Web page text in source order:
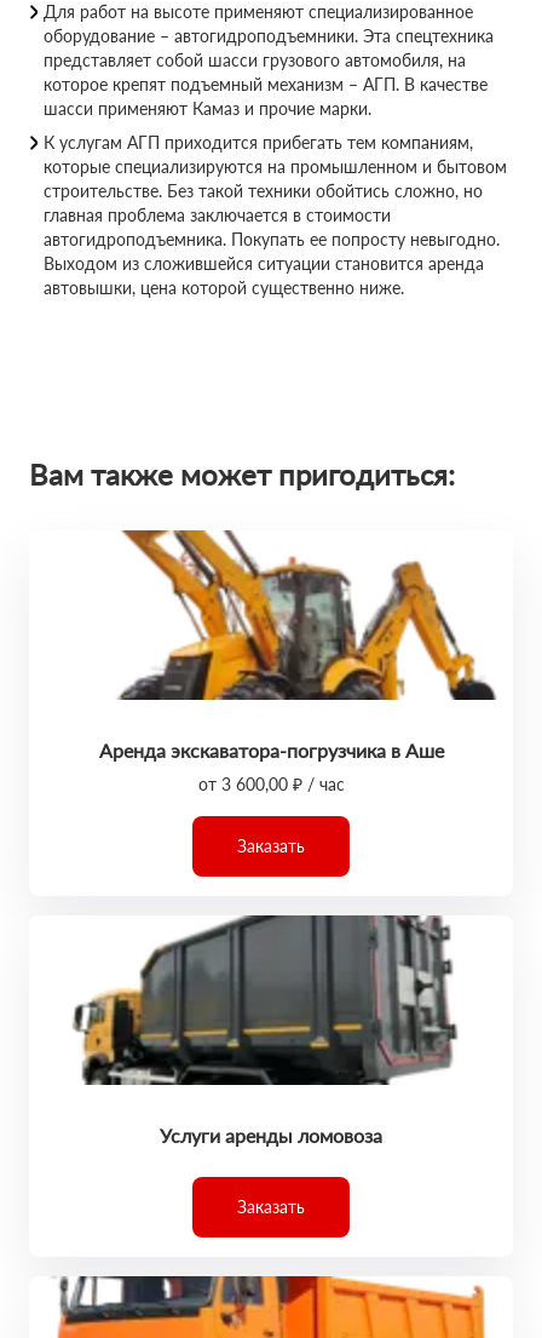
Для работ на высоте применяют специализированное
оборудование – автогидроподъемники. Эта спецтехника
представляет собой шасси грузового автомобиля, на
которое крепят подъемный механизм – АГП. В качестве
шасси применяют Камаз и прочие марки.
К услугам АГП приходится прибегать тем компаниям,
которые специализируются на промышленном и бытовом
строительстве. Без такой техники обойтись сложно, но
главная проблема заключается в стоимости
автогидроподъемника. Покупать ее попросту невыгодно.
Выходом из сложившейся ситуации становится аренда
автовышки, цена которой существенно ниже.
Вам также может пригодиться:
Аренда экскаватора-погрузчика в Аше
от 3 600,00 ₽ / час
Заказать
Услуги аренды ломовоза
Заказать